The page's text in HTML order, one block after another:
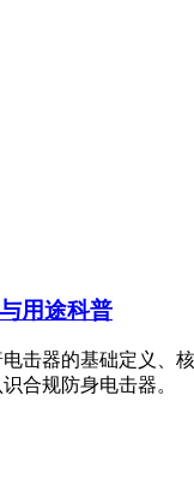
用途科普
击器的基础定义、
合规防身电击器。